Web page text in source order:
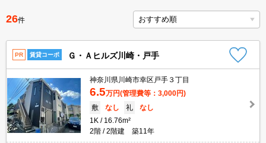
TOP
26件
PR 賃貸コーポ Ｇ・Ａヒルズ川崎・戸手
神奈川県川崎市幸区戸手３丁目
6.5万円(管理費等：3,000円)
敷
なし 礼
なし
1K
16.76m²
2階
2階建 築11年